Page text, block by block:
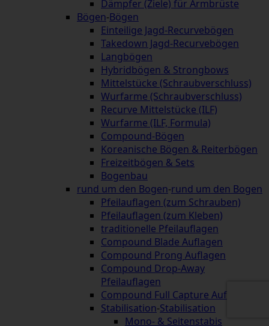
Dämpfer (Ziele) für Armbrüste
Bögen-Bögen
Einteilige Jagd-Recurvebögen
Takedown Jagd-Recurvebögen
Langbögen
Hybridbögen & Strongbows
Mittelstücke (Schraubverschluss)
Wurfarme (Schraubverschluss)
Recurve Mittelstücke (ILF)
Wurfarme (ILF, Formula)
Compound-Bögen
Koreanische Bögen & Reiterbögen
Freizeitbögen & Sets
Bogenbau
rund um den Bogen-rund um den Bogen
Pfeilauflagen (zum Schrauben)
Pfeilauflagen (zum Kleben)
traditionelle Pfeilauflagen
Compound Blade Auflagen
Compound Prong Auflagen
Compound Drop-Away
Pfeilauflagen
Compound Full Capture Auflagen
Stabilisation-Stabilisation
Mono- & Seitenstabis